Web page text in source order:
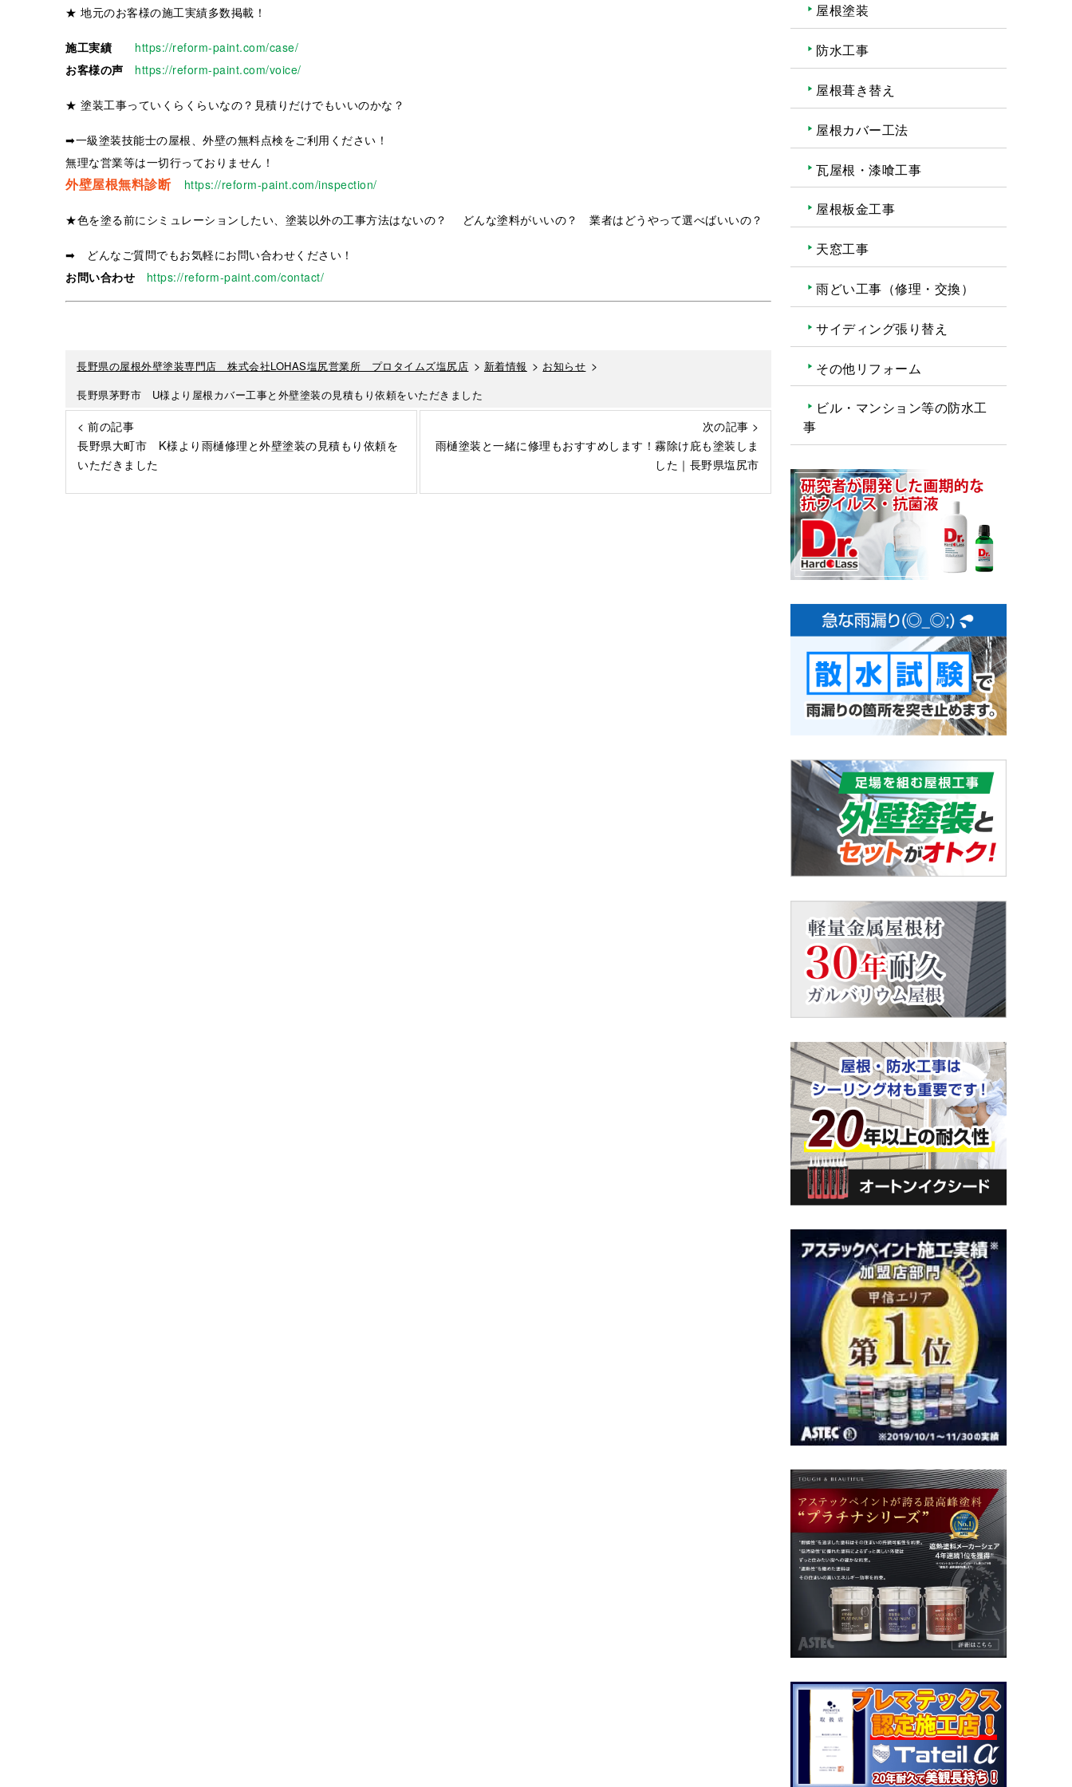
★ 地元のお客様の施工実績多数掲載！
施工実績
https://reform-paint.com/case/
お客様の声
https://reform-paint.com/voice/
★ 塗装工事っていくらくらいなの？見積りだけでもいいのかな？
➡一級塗装技能士の屋根、外壁の無料点検をご利用ください！
無理な営業等は一切行っておりません！
外壁屋根無料診断 https://reform-paint.com/inspection/
★色を塗る前にシミュレーションしたい、塗装以外の工事方法はないの？ どんな塗料がいいの？ 業者はどうやって選べばいいの？
➡ どんなご質問でもお気軽にお問い合わせください！
お問い合わせ
https://reform-paint.com/contact/
長野県の屋根外壁塗装専門店 株式会社LOHAS塩尻営業所 プロタイムズ塩尻店 > 新着情報 > お知らせ >
長野県茅野市 U様より屋根カバー工事と外壁塗装の見積もり依頼をいただきました
< 前の記事
長野県大町市 K様より雨樋修理と外壁塗装の見積もり依頼を
いただきました
次の記事 >
雨樋塗装と一緒に修理もおすすめします！霧除け庇も塗装しま
した｜長野県塩尻市
屋根塗装
防水工事
屋根葺き替え
屋根カバー工法
瓦屋根・漆喰工事
屋根板金工事
天窓工事
雨どい工事（修理・交換）
サイディング張り替え
その他リフォーム
ビル・マンション等の防水工
事